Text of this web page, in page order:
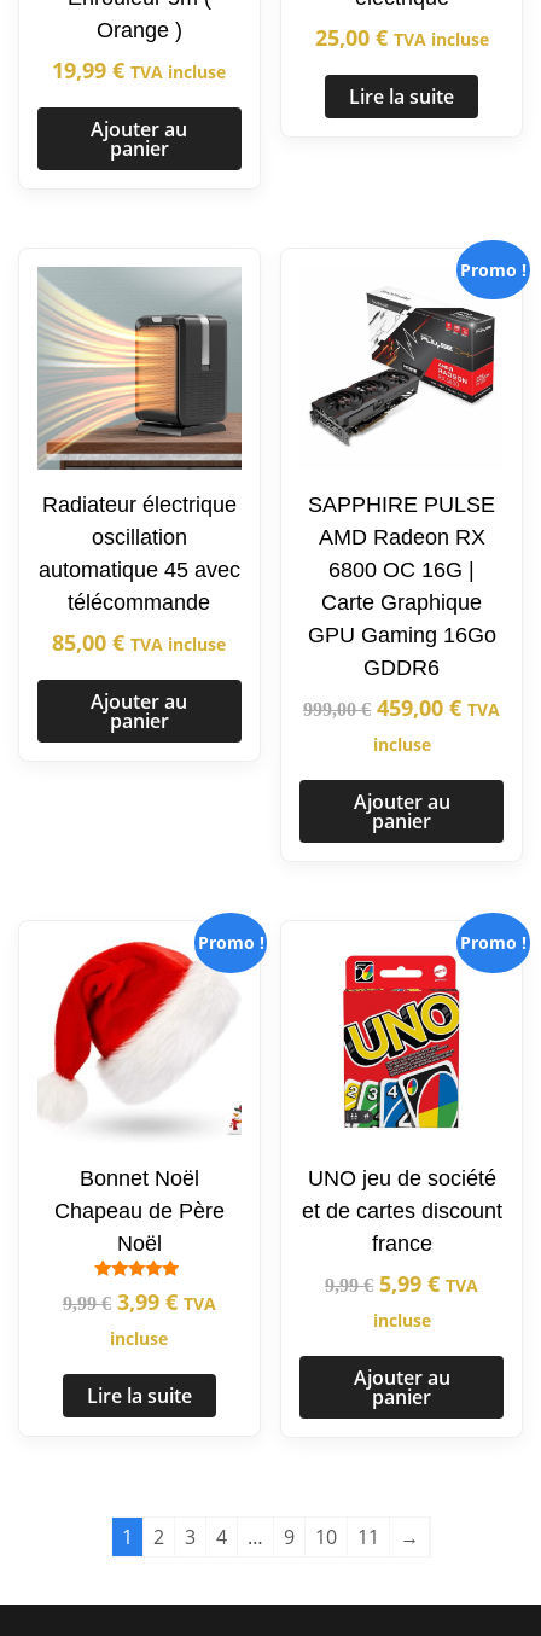
Orange )
19,99€ TVA incluse
Ajouter au
panier
25,00 € TVA incluse
Lire la suite
Radiateur électrique
oscillation
automatique 45 avec
télécommande
85,00€ TVA incluse
Ajouter au
panier
Promo !
SAPPHIRE PULSE
AMD Radeon RX
6800 OC 16G |
Carte Graphique
GPU Gaming 16Go
GDDR6
999,00€ 459,00€ TVA
incluse
Ajouter au
panier
Promo !
Bonnet Noël
Chapeau de Père
Noël
Note
5.00
9,99€ 3,99 € TVA
incluse
Lire la suite
Promo !
UNO jeu de société
et de cartes discount
france
9,99€ 5,99€ TVA
incluse
Ajouter au
panier
1 2 3 4 … 9 10 11 →